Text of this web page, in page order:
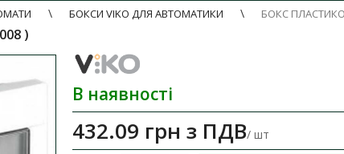
БОКСИ VIKO ДЛЯ АВТОМАТИКИ БОКС
)
В наявності
432.09 грн з ПДВ/ шт